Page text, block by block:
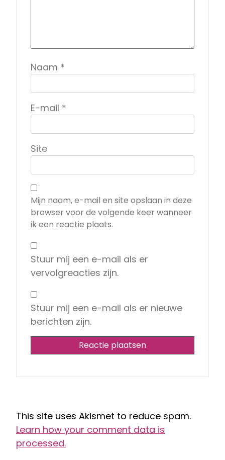
Naam *
E-mail *
Site
Mijn naam, e-mail en site opslaan in deze
browser voor de volgende keer wanneer
ik een reactie plaats.
Stuur mij een e-mail als er
vervolgreacties zijn.
Stuur mij een e-mail als er nieuwe
berichten zijn.
This site uses Akismet to reduce spam.
Learn how your comment data is
processed.